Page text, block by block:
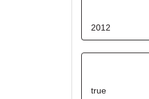
2012
true